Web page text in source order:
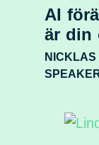
AI
är din
NICKLAS